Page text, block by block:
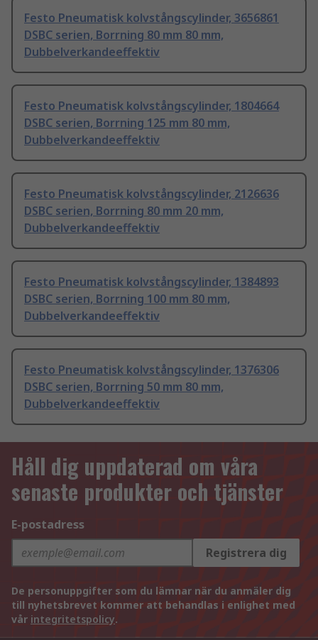
Festo Pneumatisk kolvstångscylinder, 3656861
DSBC serien, Borrning 80 mm 80 mm,
Dubbelverkandeeffektiv
Festo Pneumatisk kolvstångscylinder, 1804664
DSBC serien, Borrning 125 mm 80 mm,
Dubbelverkandeeffektiv
Festo Pneumatisk kolvstångscylinder, 2126636
DSBC serien, Borrning 80 mm 20 mm,
Dubbelverkandeeffektiv
Festo Pneumatisk kolvstångscylinder, 1384893
DSBC serien, Borrning 100 mm 80 mm,
Dubbelverkandeeffektiv
Festo Pneumatisk kolvstångscylinder, 1376306
DSBC serien, Borrning 50 mm 80 mm,
Dubbelverkandeeffektiv
Håll dig uppdaterad om våra
senaste produkter och tjänster
E-postadress
Registrera dig
De personuppgifter som du lämnar när du anmäler dig
till nyhetsbrevet kommer att behandlas i enlighet med
vår integritetspolicy.